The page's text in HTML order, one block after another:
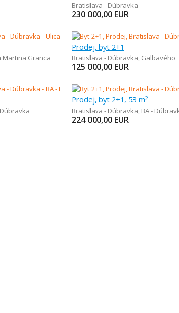
Bratislava - Dúbravka
230 000,00 EUR
Martina Granca
Prodej, byt 2+1
Bratislava - Dúbravka, Galbavého
125 000,00 EUR
Prodej, byt 2+1, 53 m2
Bratislava - Dúbravka, BA -
224 000,00 EUR